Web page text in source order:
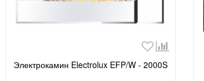
Электрокамин Electrolux EFP/W - 2000S